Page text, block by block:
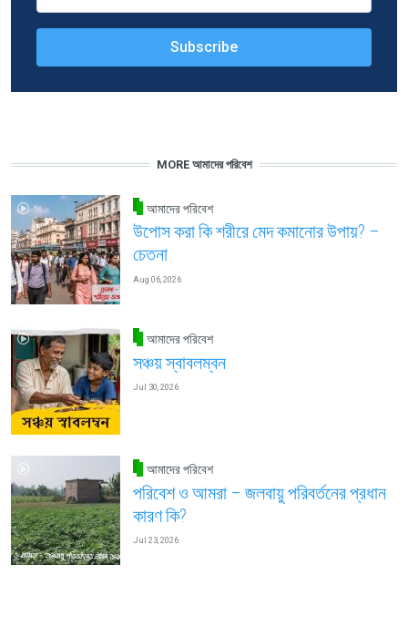
MORE আমাদের পরিবেশ
আমাদের পরিবেশ
উপোস করা কি শরীরে মেদ কমানোর উপায়? –
চেতনা
Aug 06, 2026
আমাদের পরিবেশ
সঞ্চয় স্বাবলম্বন
Jul 30, 2026
আমাদের পরিবেশ
পরিবেশ ও আমরা – জলবায়ু পরিবর্তনের প্রধান
কারণ কি?
Jul 23, 2026